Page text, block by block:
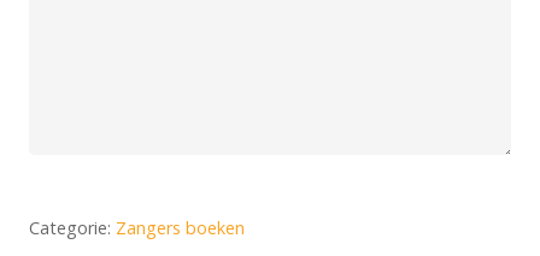
Categorie: Zangers boeken